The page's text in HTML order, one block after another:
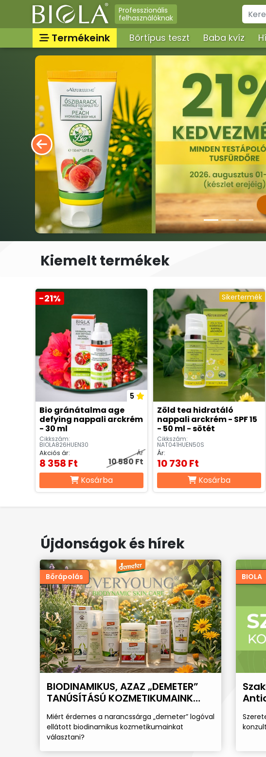
Professzionális
felhasználóknak
Termékeink Bőrtípus teszt Baba kvíz
Kategóriák
Összes termék
Nappali arckrémek, arcápoló gél,
arcbalzsam, arckrém
Parfümök, EDT, illatosító szerek
Bőrregeneráló maszkok,
krémpakolások, spray, gélek
Intim higiéniai termékek
Masszázsolajok, masszázsgélek
Arctisztítás, arctej, arctisztító gél,
sminklemosó, micellás víz
Szemkörnyékápolók,
szemránckrémek, szempilla ápolók
Tonikok, splashek
Kiemelt termékek
-21%
5
Bio gránátalma age
defying nappali arckrém
- 30 ml
Cikkszám:
BIOLA826HUEN30
Akciós ár:
8 358 Ft
Ár
10 580 Ft
Kosárba
Sikertermék
Zöld tea hidratáló
nappali arckrém - SPF 15
- 50 ml - sötét
Cikkszám:
NAT041HUEN50S
Ár:
10 730 Ft
Kosárba
Újdonságok és hírek
Bőrápolás
BIODINAMIKUS, AZAZ „DEMETER”
TANÚSÍTÁSÚ KOZMETIKUMAINK
Miért érdemes a narancssárga „demeter” logóval
ellátott biodinamikus kozmetikumainkat
választani?
BIOLA